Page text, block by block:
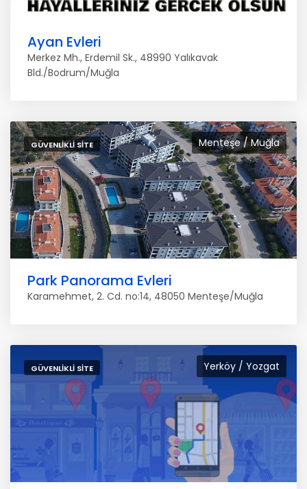
Ayan Evleri
Merkez Mh., Erdemil Sk., 48990 Yalıkavak
Bld./Bodrum/Muğla
Menteşe / Muğla
GÜVENLIKLI SITE
Park Panorama Evleri
Karamehmet, 2. Cd. no:14, 48050 Menteşe/Muğla
Yerköy / Yozgat
GÜVENLIKLI SITE